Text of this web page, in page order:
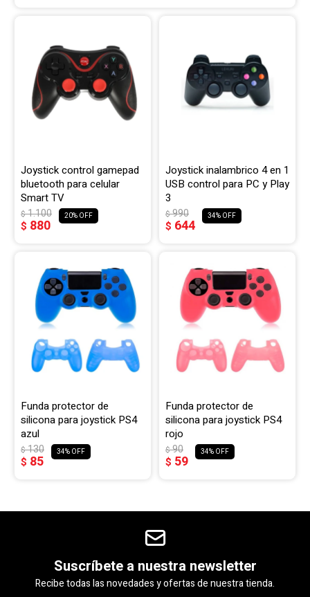
Joystick control gamepad
bluetooth para celular
Smart TV
$ 880
$1.100 20
Joystick inalambrico 4 en 1
USB control para PC y Play
3
$ 644
$990 34
Funda protector de
silicona para joystick PS4
azul
$ 85
$130 34
Funda protector de
silicona para joystick PS4
rojo
$ 59
$90 34
Suscríbete a nuestra newsletter
Recibe todas las novedades y ofertas de nuestra tienda.